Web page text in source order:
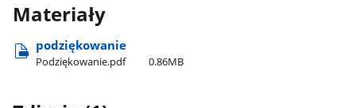
Materiały
podziękowanie
Podziękowanie.pdf 0.86MB